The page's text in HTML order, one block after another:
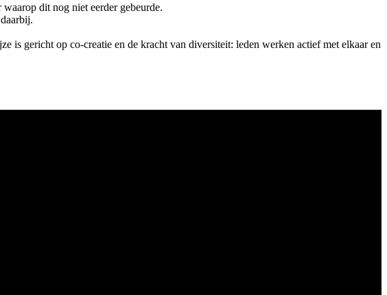
dit nog niet eerder gebeurde.
is gericht op co-creatie en de kracht van diversiteit: leden werken actief met elkaar en